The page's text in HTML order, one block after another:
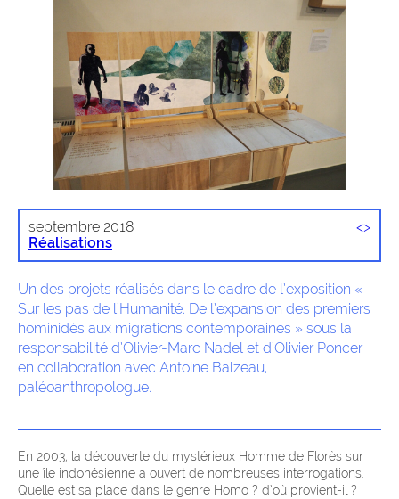
septembre 2018
Réalisations
<>
Un des projets réalisés dans le cadre de l’exposition «
Sur les pas de l’Humanité. De l’expansion des premiers
hominidés aux migrations contemporaines » sous la
responsabilité d’Olivier-Marc Nadel et d’Olivier Poncer
en collaboration avec Antoine Balzeau,
paléoanthropologue.
En 2003, la découverte du mystérieux Homme de Florès sur
une île indonésienne a ouvert de nombreuses interrogations.
Quelle est sa place dans le genre Homo ? d’où provient-il ?